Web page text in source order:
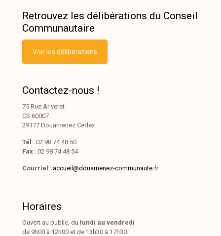
Retrouvez les délibérations du Conseil
Communautaire
Voir les délibérations
Contactez-nous !
75 Rue Ar veret
CS 60007
29177 Douarnenez Cedex
Tél : 02 98 74 48 50
Fax : 02 98 74 48 54
Courriel : accueil@douarnenez-communaute.fr
Horaires
Ouvert au public, du lundi au vendredi
de 9h00 à 12h00 et de 13h30 à 17h30.